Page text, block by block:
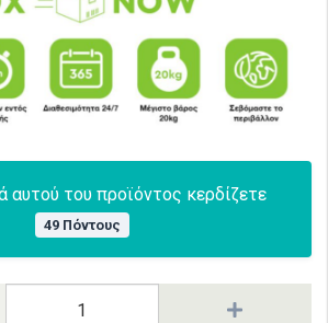
αυτού του προϊόντος κερδίζετε
49 Πόντους